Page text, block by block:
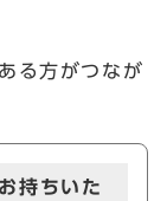
方がつなが
持ちいた